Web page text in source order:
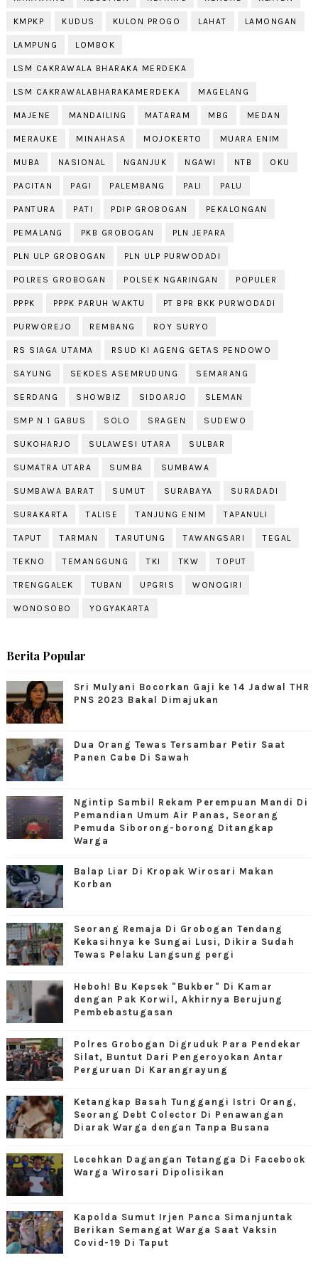
KMPKP KUDUS KULON PROGO LAHAT LAMONGAN
LAMPUNG LOMBOK
LSM CAKRAWALA BHARAKA MERDEKA
LSM CAKRAWALABHARAKAMERDEKA MAGELANG
MAJENE MANDAILING MATARAM MBG MEDAN
MERAUKE MINAHASA MOJOKERTO MUARA ENIM
MUBA NASIONAL NGANJUK NGAWI NTB OKU
PACITAN PAGI PALEMBANG PALI PALU
PANTURA PATI PDIP GROBOGAN PEKALONGAN
PEMALANG PKB GROBOGAN PLN JEPARA
PLN ULP GROBOGAN PLN ULP PURWODADI
POLRES GROBOGAN POLSEK NGARINGAN POPULER
PPPK PPPK PARUH WAKTU PT BPR BKK PURWODADI
PURWOREJO REMBANG ROY SURYO
RS SIAGA UTAMA RSUD KI AGENG GETAS PENDOWO
SAYUNG SEKDES ASEMRUDUNG SEMARANG
SERDANG SHOWBIZ SIDOARJO SLEMAN
SMP N 1 GABUS SOLO SRAGEN SUDEWO
SUKOHARJO SULAWESI UTARA SULBAR
SUMATRA UTARA SUMBA SUMBAWA
SUMBAWA BARAT SUMUT SURABAYA SURADADI
SURAKARTA TALISE TANJUNG ENIM TAPANULI
TAPUT TARMAN TARUTUNG TAWANGSARI TEGAL
TEKNO TEMANGGUNG TKI TKW TOPUT
TRENGGALEK TUBAN UPGRIS WONOGIRI
WONOSOBO YOGYAKARTA
Berita Popular
Sri Mulyani Bocorkan Gaji ke 14 Jadwal THR
PNS 2023 Bakal Dimajukan
Dua Orang Tewas Tersambar Petir Saat
Panen Cabe Di Sawah
Ngintip Sambil Rekam Perempuan Mandi Di
Pemandian Umum Air Panas, Seorang
Pemuda Siborong-borong Ditangkap
Warga
Balap Liar Di Kropak Wirosari Makan
Korban
Seorang Remaja Di Grobogan Tendang
Kekasihnya ke Sungai Lusi, Dikira Sudah
Tewas Pelaku Langsung pergi
Heboh! Bu Kepsek "Bukber" Di Kamar
dengan Pak Korwil, Akhirnya Berujung
Pembebastugasan
Polres Grobogan Digruduk Para Pendekar
Silat, Buntut Dari Pengeroyokan Antar
Perguruan Di Karangrayung
Ketangkap Basah Tunggangi Istri Orang,
Seorang Debt Colector Di Penawangan
Diarak Warga dengan Tanpa Busana
Lecehkan Dagangan Tetangga Di Facebook
Warga Wirosari Dipolisikan
Kapolda Sumut Irjen Panca Simanjuntak
Berikan Semangat Warga Saat Vaksin
Covid-19 Di Taput